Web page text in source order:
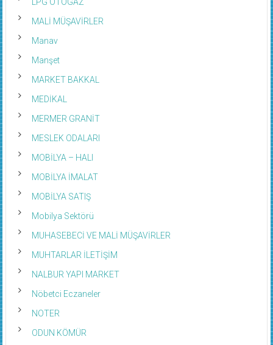
MALİ MÜŞAVİRLER
Manav
Manşet
MARKET BAKKAL
MEDİKAL
MERMER GRANİT
MESLEK ODALARI
MOBİLYA – HALI
MOBİLYA İMALAT
MOBİLYA SATIŞ
Mobilya Sektörü
MUHASEBECİ VE MALİ MÜŞAVİRLER
MUHTARLAR İLETİŞİM
NALBUR YAPI MARKET
Nöbetci Eczaneler
NOTER
ODUN KÖMÜR